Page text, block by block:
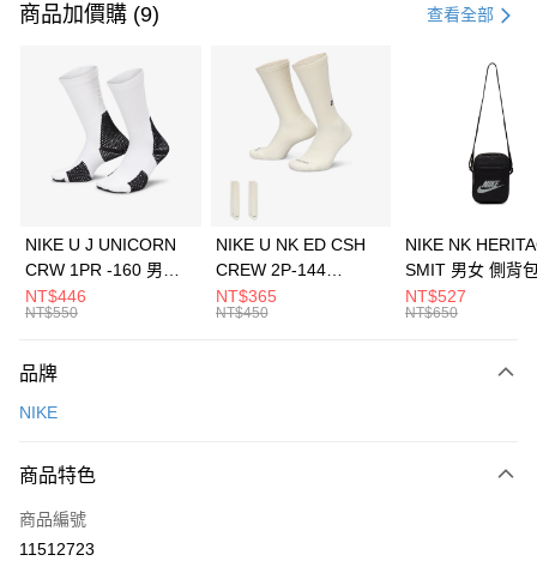
信用卡一次付款
3 期 0 利率 每期 21家銀行
合作金庫商業銀行
第一商業銀行
華南商業銀行
彰化商業銀行
上海商業儲蓄銀行
元大商業銀行
台灣樂天信用卡公司
Apple Pay
全盈+PAY
AFTEE先享後付
【關於「AFTEE先享後付」】
便利好安心！
３．安心：先確認商品／服務後，再付款。
【「AFTEE先享後付」結帳流程】
１．於結帳方式選擇「AFTEE先享後付」後，將跳轉至「AFTEE先享後付」
運送方式
每筆NT$100，滿NT$1,500(含以上)免運費
宅配
每筆NT$100，滿NT$1,500(含以上)免運費
商品加價購 (9) 查看全部
NIKE U J UNICORN
CRW 1PR -160 男女
中統襪 FZ3393100
NT$446
NT$550
NIKE U NK ED CSH
CREW 2P-144
EMBRDY 男女 短統襪
FZ3073133
NT$365
NT$450
NIKE NK
SMIT 男女 側背
BA5871010
NT$527
NT$650
品牌
NIKE
商品特色
商品編號
11512723